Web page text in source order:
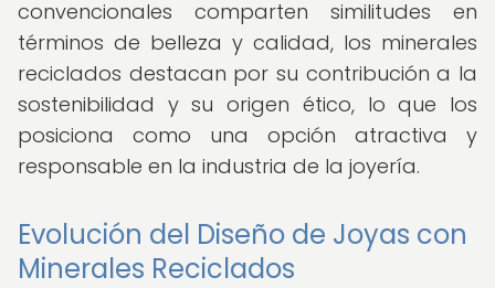
convencionales comparten similitudes en
términos de belleza y calidad, los minerales
reciclados destacan por su contribución a la
sostenibilidad y su origen ético, lo que los
posiciona como una opción atractiva y
responsable en la industria de la joyería.
Evolución del Diseño de Joyas con
Minerales Reciclados